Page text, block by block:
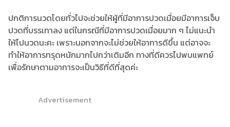
ปกติการนวดโดยทั่วไปจะช่วยให้ผู้ที่มีอาการปวดเมื่อยมีอาการเจ็บ
ปวดที่บรรเทาลง แต่ในกรณีที่มีอาการปวดเมื่อยมาก ๆ ไม่แนะนำ
ให้ไปนวดนะคะ เพราะนอกจากจะไม่ช่วยให้อาการดีขึ้น แต่อาจจะ
ทำให้อาการทรุดหนักมากไปกว่าเดิมอีก ทางที่ดีควรไปพบแพทย์
เพื่อรักษาตามอาการจะเป็นวิธีที่ดีที่สุดค่ะ
Advertisement